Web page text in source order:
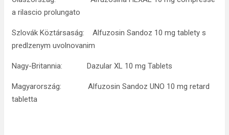
a rilascio prolungato
Szlovák Köztársaság: Alfuzosin Sandoz 10 mg tablety s
predlzenym uvolnovanim
Nagy-Britannia: Dazular XL 10 mg Tablets
Magyarország: Alfuzosin Sandoz UNO 10 mg retard
tabletta